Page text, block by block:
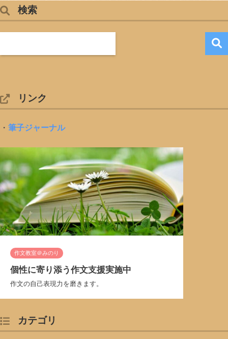
検索
リンク
・ 筆子ジャーナル
作文教室＠みのり
個性に寄り添う作文支援実施中
作文の自己表現力を磨きます。
カテゴリ